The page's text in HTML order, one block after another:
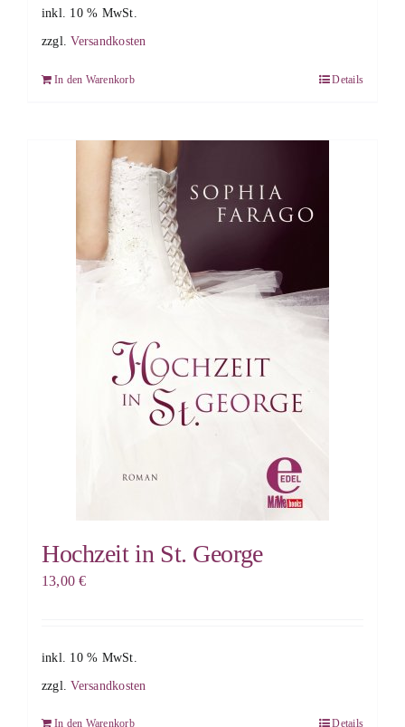
inkl. 10 % MwSt.
zzgl.Versandkosten
In den Warenkorb Details
Hochzeit in St. George
13,00€
inkl. 10 % MwSt.
zzgl.Versandkosten
In den Warenkorb Details